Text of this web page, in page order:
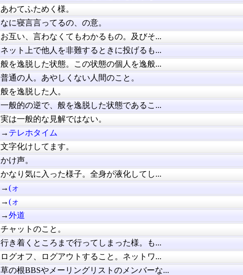
あわてふためく様。
なに寝言言ってるの、の意。
お互い、言わなくてもわかるもの。及びそ...
ネット上で他人を非難するときに投げるも...
般を逸脱した状態。この状態の個人を逸般...
普通の人。あやしくない人間のこと。
般を逸脱した人。
一般的の逆で、般を逸脱した状態であるこ...
実は一般的な見解ではない。
→ テレホタイム
文字化けしてます。
かけ声。
かなり気に入った様子。全身が液化してし...
→(ォ
→(ォ
→外道
チャットのこと。
行き着くところまで行ってしまった様。も...
ログオフ、ログアウトすること。ネットワ...
草の根BBSやメーリングリストのメンバーな...